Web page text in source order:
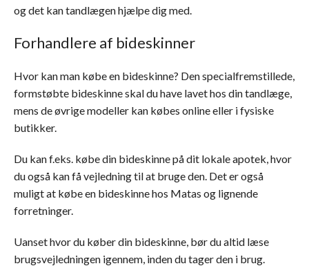
og det kan tandlægen hjælpe dig med.
Forhandlere af bideskinner
Hvor kan man købe en bideskinne? Den specialfremstillede,
formstøbte bideskinne skal du have lavet hos din tandlæge,
mens de øvrige modeller kan købes online eller i fysiske
butikker.
Du kan f.eks. købe din bideskinne på dit lokale apotek, hvor
du også kan få vejledning til at bruge den. Det er også
muligt at købe en bideskinne hos Matas og lignende
forretninger.
Uanset hvor du køber din bideskinne, bør du altid læse
brugsvejledningen igennem, inden du tager den i brug.